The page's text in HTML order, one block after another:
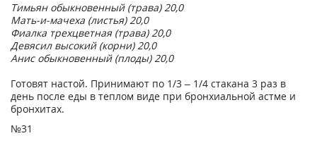
Тимьян обыкновенный (трава) 20,0
Мать-и-мачеха (листья) 20,0
Фиалка трехцветная (трава) 20,0
Девясил высокий (корни) 20,0
Анис обыкновенный (плоды) 20,0
Готовят настой. Принимают по 1/3 – 1/4 стакана 3 раз в
день после еды в теплом виде при бронхиальной астме и
бронхитах.
№31